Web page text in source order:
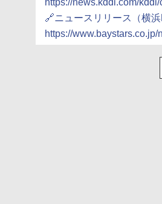
https://news.kddi.com/
🔗ニュースリリース（横
https://